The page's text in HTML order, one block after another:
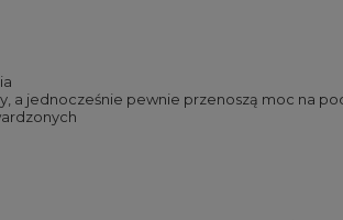
a jednocześnie pewnie przenoszą moc na